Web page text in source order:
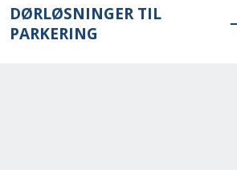
DØRLØSNINGER TIL
PARKERING